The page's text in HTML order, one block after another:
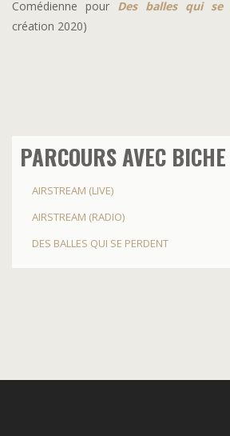
Comédienne pour Des balles qui se
création 2020)
PARCOURS AVEC
AIRSTREAM (LIVE)
AIRSTREAM (RADIO)
DES BALLES QUI SE PERDENT